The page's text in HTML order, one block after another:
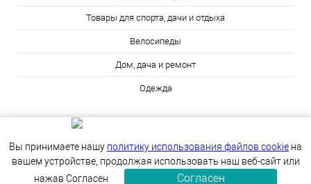
Товары для спорта, дачи и отдыха
Велосипеды
Дом, дача и ремонт
Одежда
ИЗБРАННОЕ КОРЗИНА
Вы принимаете нашу политику использования файлов cookie на
вашем устройстве, продолжая использовать наш веб-сайт или
нажав Согласен
Согласен